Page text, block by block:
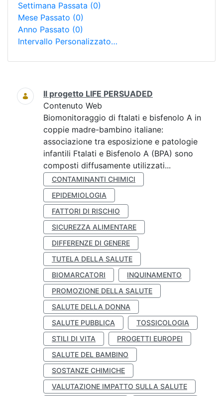
Settimana Passata (0)
Mese Passato (0)
Anno Passato (0)
Intervallo Personalizzato…
Ricerca
Il progetto LIFE PERSUADED
Contenuto Web
Biomonitoraggio di ftalati e bisfenolo A in
coppie madre-bambino italiane:
associazione tra esposizione e patologie
infantili Ftalati e Bisfenolo A (BPA) sono
composti diffusamente utilizzati...
CONTAMINANTI CHIMICI
EPIDEMIOLOGIA
FATTORI DI RISCHIO
SICUREZZA ALIMENTARE
DIFFERENZE DI GENERE
TUTELA DELLA SALUTE
BIOMARCATORI
INQUINAMENTO
PROMOZIONE DELLA SALUTE
SALUTE DELLA DONNA
SALUTE PUBBLICA
TOSSICOLOGIA
STILI DI VITA
PROGETTI EUROPEI
SALUTE DEL BAMBINO
SOSTANZE CHIMICHE
VALUTAZIONE IMPATTO SULLA SALUTE